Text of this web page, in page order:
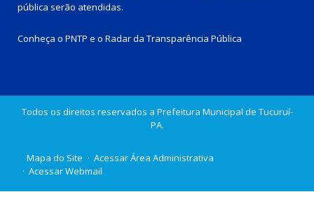
pública serão atendidas.
Conheça o PNTP e o Radar da Transparência Pública
Todos os direitos reservados a Prefeitura Municipal de Tucuruí-
PA.
Mapa do Site
Acessar Área Administrativa
Acessar Webmail